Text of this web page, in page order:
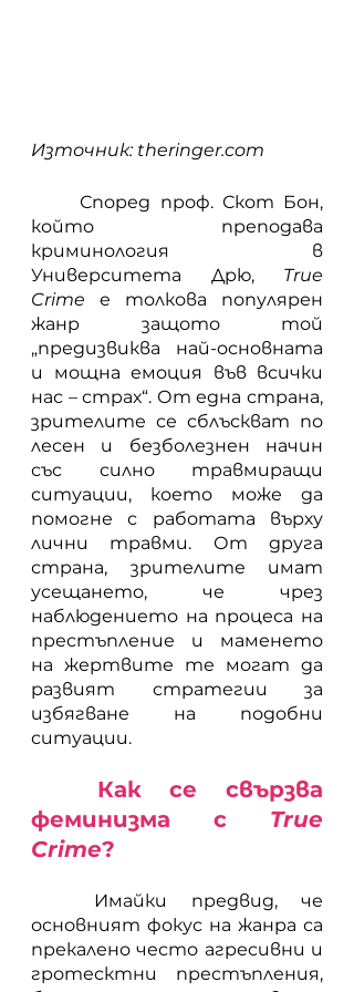
Източник: theringer.com
който преподава
криминология в
Университета Дрю, True
Crime е толкова популярен
жанр защото той
„предизвиква най-основната
и мощна емоция във всички
нас – страх“. От една страна,
зрителите се сблъскват по
лесен и безболезнен начин
със силно травмиращи
ситуации, което може да
помогне с работата върху
лични травми. От друга
страна, зрителите имат
усещането, че чрез
наблюдението на процеса на
престъпление и маменето
на жертвите те могат да
развият стратегии за
избягване на подобни
ситуации.
феминизма с True
Crime?
основният фокус на жанра са
прекалено често агресивни и
гротесктни престъпления,